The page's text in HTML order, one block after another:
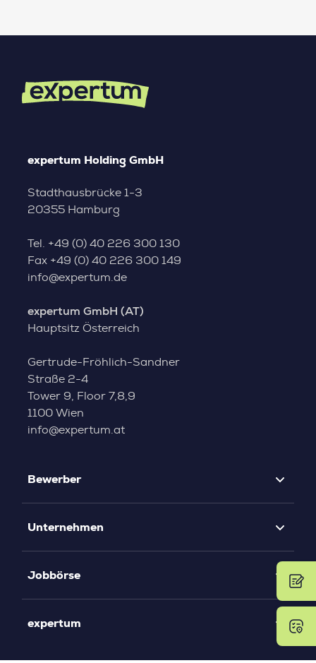
expertum Holding GmbH
Stadthausbrücke 1-3
20355 Hamburg
Tel. +49 (0) 40 226 300 130
Fax +49 (0) 40 226 300 149
info@expertum.de
expertum GmbH (AT)
Hauptsitz Österreich
Gertrude-Fröhlich-Sandner
Straße 2-4
Tower 9, Floor 7,8,9
1100 Wien
info@expertum.at
Bewerber
Unternehmen
Jobbörse
expertum